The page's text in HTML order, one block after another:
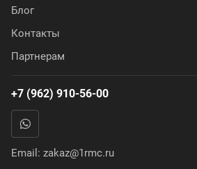
Блог
Контакты
Партнерам
+7 (962) 910-56-00
Email: zakaz@1rmc.ru